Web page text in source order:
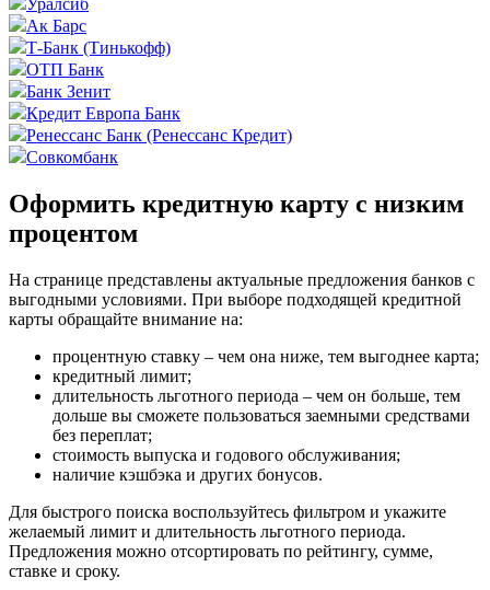
Уралсиб
Ак Барс
Т-Банк (Тинькофф)
ОТП Банк
Банк Зенит
Кредит Европа Банк
Ренессанс Банк (Ренессанс Кредит)
Совкомбанк
Оформить кредитную карту с низким
процентом
На странице представлены актуальные предложения банков с
выгодными условиями. При выборе подходящей кредитной
карты обращайте внимание на:
процентную ставку – чем она ниже, тем выгоднее карта;
кредитный лимит;
длительность льготного периода – чем он больше, тем
дольше вы сможете пользоваться заемными средствами
без переплат;
стоимость выпуска и годового обслуживания;
наличие кэшбэка и других бонусов.
Для быстрого поиска воспользуйтесь фильтром и укажите
желаемый лимит и длительность льготного периода.
Предложения можно отсортировать по рейтингу, сумме,
ставке и сроку.